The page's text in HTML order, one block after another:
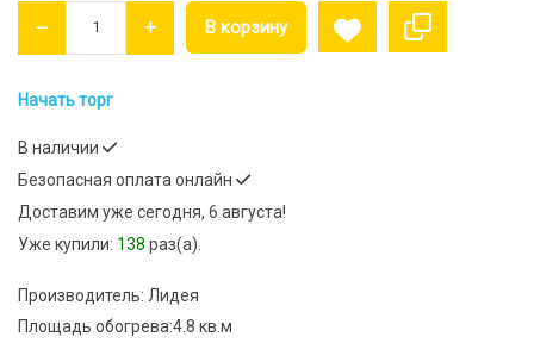
Начать торг
В наличии
Безопасная оплата онлайн
Доставим уже сегодня, 6 августа!
Уже купили: 138 раз(a).
Производитель: Лидея
Площадь обогрева:4.8 кв.м